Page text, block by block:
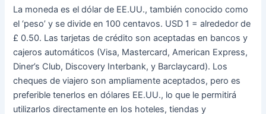
La moneda es el dólar de EE.UU., también conocido como
el ‘peso’ y se divide en 100 centavos. USD 1 = alrededor de
£ 0.50. Las tarjetas de crédito son aceptadas en bancos y
cajeros automáticos (Visa, Mastercard, American Express,
Diner’s Club, Discovery Interbank, y Barclaycard). Los
cheques de viajero son ampliamente aceptados, pero es
preferible tenerlos en dólares EE.UU., lo que le permitirá
utilizarlos directamente en los hoteles, tiendas y